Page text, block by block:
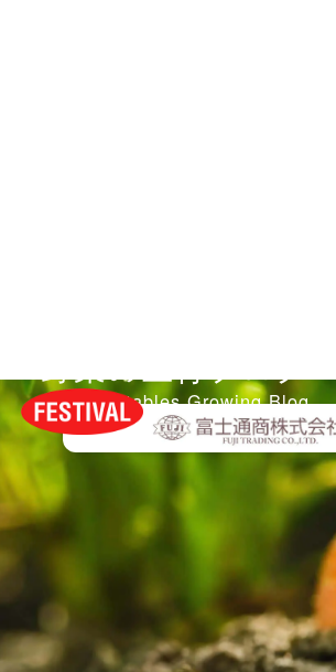
採用情報
お問い合わせ
Vegetables Growing Blog